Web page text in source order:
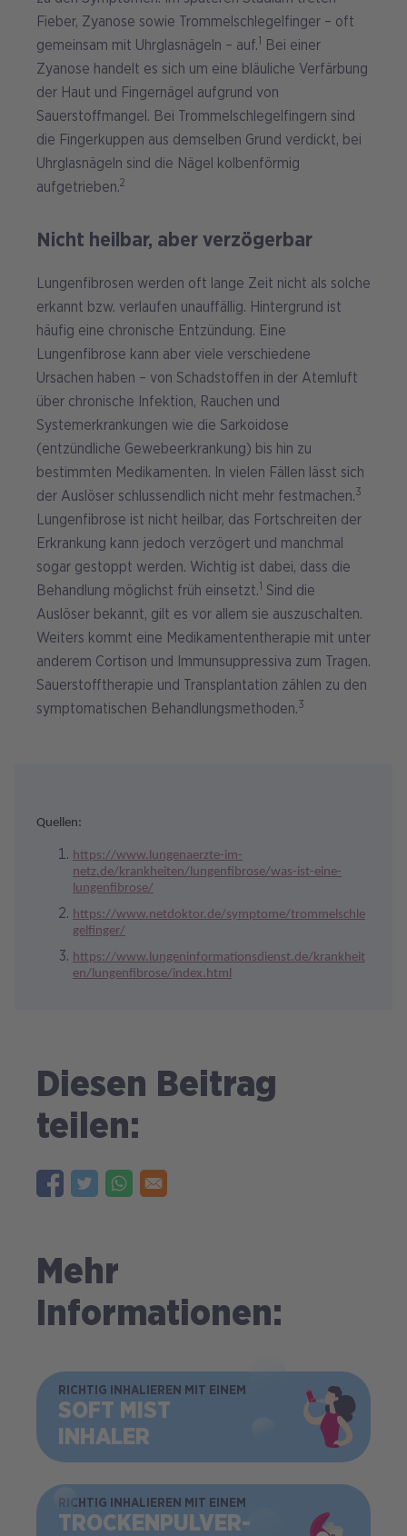
Fieber, Zyanose sowie Trommelschlegelfinger – oft
gemeinsam mit Uhrglasnägeln – auf.1
Bei einer
Zyanose handelt es sich um eine bläuliche Verfärbung
der Haut und Fingernägel aufgrund von
Sauerstoffmangel. Bei Trommelschlegelfingern sind
die Fingerkuppen aus demselben Grund verdickt, bei
Uhrglasnägeln sind die Nägel kolbenförmig
aufgetrieben.2
Nicht heilbar, aber verzögerbar
Lungenfibrosen werden oft lange Zeit nicht als solche
erkannt bzw. verlaufen unauffällig. Hintergrund ist
häufig eine chronische Entzündung. Eine
Lungenfibrose kann aber viele verschiedene
Ursachen haben – von Schadstoffen in der Atemluft
über chronische Infektion, Rauchen und
Systemerkrankungen wie die Sarkoidose
(entzündliche Gewebeerkrankung) bis hin zu
bestimmten Medikamenten. In vielen Fällen lässt sich
der Auslöser schlussendlich nicht mehr festmachen.3
Lungenfibrose ist nicht heilbar, das Fortschreiten der
Erkrankung kann jedoch verzögert und manchmal
sogar gestoppt werden. Wichtig ist dabei, dass die
Behandlung möglichst früh einsetzt.1 Sind die
Auslöser bekannt, gilt es vor allem sie auszuschalten.
Weiters kommt eine Medikamententherapie mit unter
anderem Cortison und Immunsuppressiva zum Tragen.
Sauerstofftherapie und Transplantation zählen zu den
symptomatischen Behandlungsmethoden.3
Quellen:
https://www.lungenaerzte-im-
netz.de/krankheiten/lungenfibrose/was-ist-eine-
lungenfibrose/
https://www.netdoktor.de/symptome/trommelschle
gelfinger/
https://www.lungeninformationsdienst.de/krankheit
en/lungenfibrose/index.html
Diesen Beitrag
teilen:
Mehr
Informationen:
BILD
RICHTIG INHALIEREN MIT EINEM
SOFT MIST
INHALER
BILD
RICHTIG INHALIEREN MIT EINEM
TROCKEN­PULVER­